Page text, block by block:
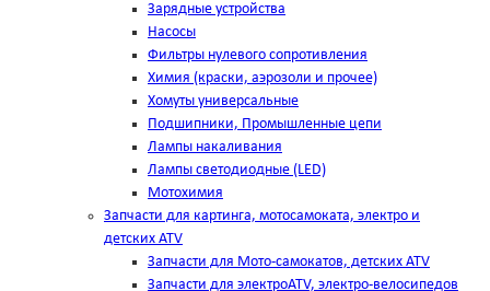
Зарядные устройства
Насосы
Фильтры нулевого сопротивления
Химия (краски, аэрозоли и прочее)
Хомуты универсальные
Подшипники, Промышленные цепи
Лампы накаливания
Лампы светодиодные (LED)
Мотохимия
Запчасти для картинга, мотосамоката, электро и
детских ATV
Запчасти для Мото-самокатов, детских ATV
Запчасти для электроATV, электро-велосипедов